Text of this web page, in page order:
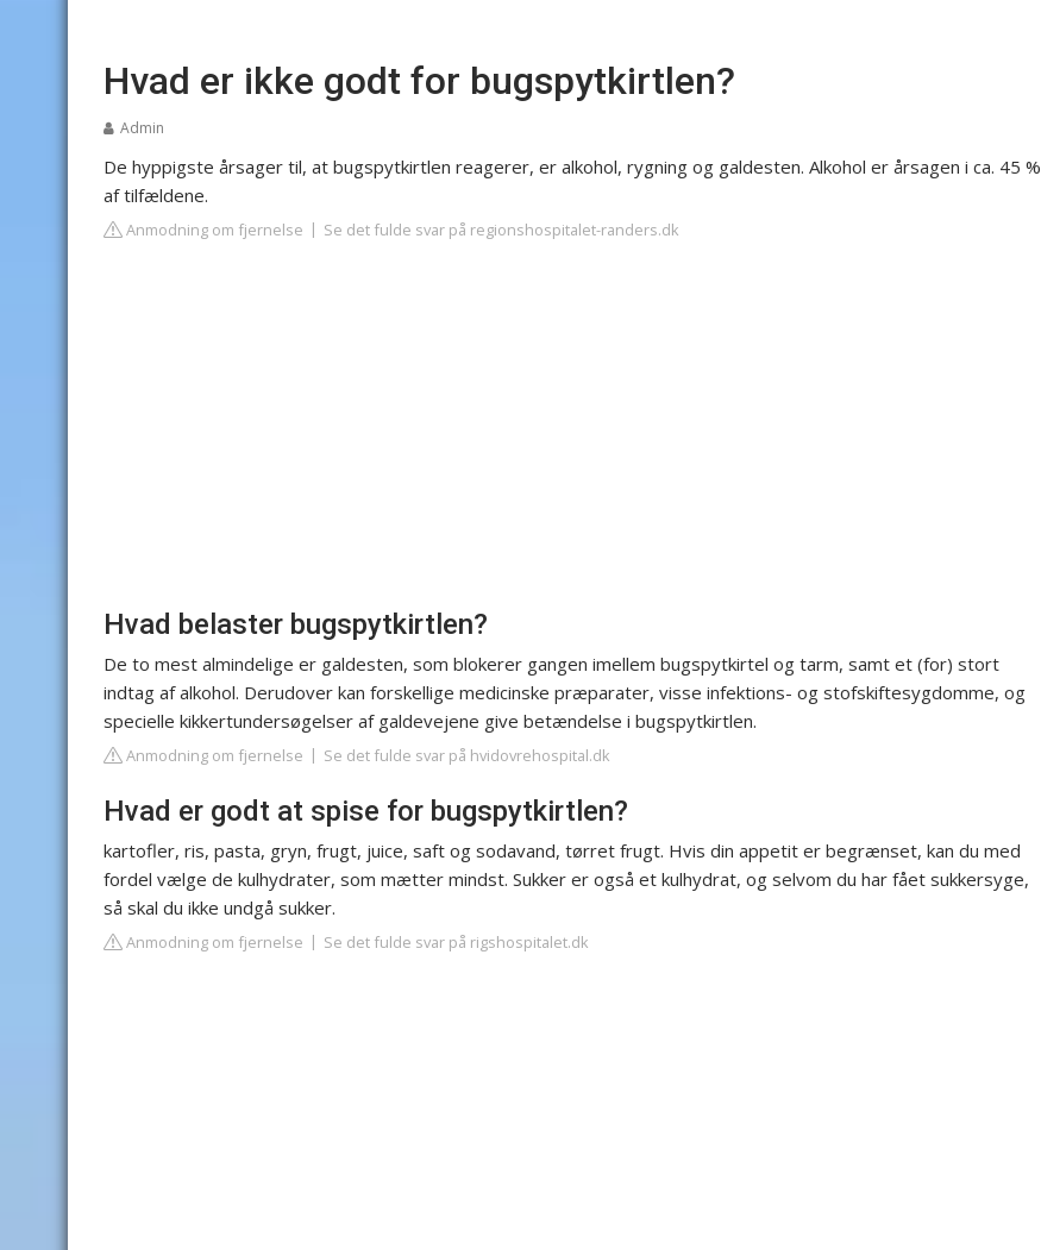
Hvad er ikke godt for bugspytkirtlen?
Admin
De hyppigste årsager til, at bugspytkirtlen reagerer, er alkohol, rygning og galdesten. Alkohol er årsagen i ca. 45 %
af tilfældene.
Anmodning om fjernelse Se det fulde svar på regionshospitalet-randers.dk
Hvad belaster bugspytkirtlen?
De to mest almindelige er galdesten, som blokerer gangen imellem bugspytkirtel og tarm, samt et (for) stort
indtag af alkohol. Derudover kan forskellige medicinske præparater, visse infektions- og stofskiftesygdomme, og
specielle kikkertundersøgelser af galdevejene give betændelse i bugspytkirtlen.
Anmodning om fjernelse Se det fulde svar på hvidovrehospital.dk
Hvad er godt at spise for bugspytkirtlen?
kartofler, ris, pasta, gryn, frugt, juice, saft og sodavand, tørret frugt. Hvis din appetit er begrænset, kan du med
fordel vælge de kulhydrater, som mætter mindst. Sukker er også et kulhydrat, og selvom du har fået sukkersyge,
så skal du ikke undgå sukker.
Anmodning om fjernelse Se det fulde svar på rigshospitalet.dk